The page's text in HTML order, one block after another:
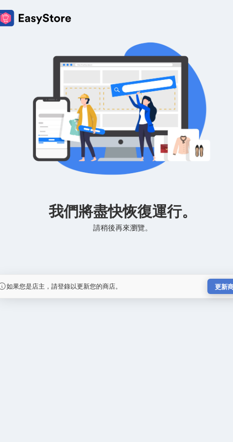
我們將盡快恢復運行。
請稍後再來瀏覽。
如果您是店主，請登錄以更新您的商店。 更新